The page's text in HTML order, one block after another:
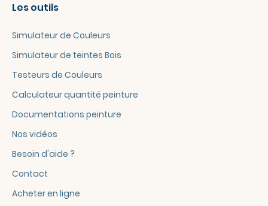
Les outils
Simulateur de Couleurs
Simulateur de teintes Bois
Testeurs de Couleurs
Calculateur quantité peinture
Documentations peinture
Nos vidéos
Besoin d'aide ?
Contact
Acheter en ligne